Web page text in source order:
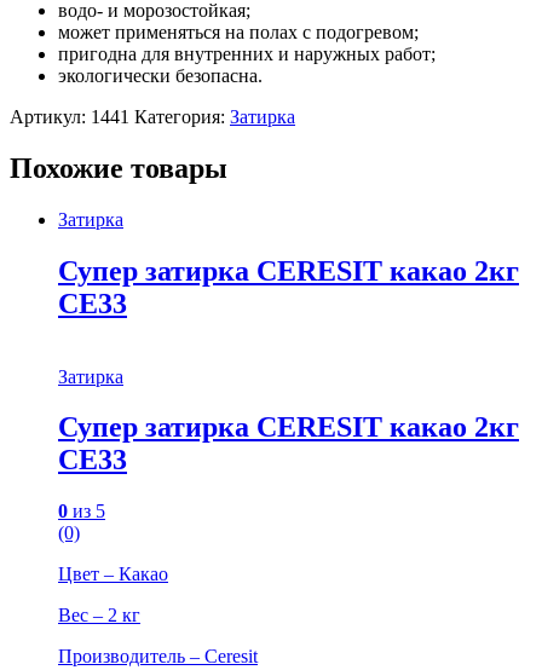
водо- и морозостойкая;
может применяться на полах с подогревом;
пригодна для внутренних и наружных работ;
экологически безопасна.
Артикул: 1441 Категория: Затирка
Похожие товары
Затирка
Супер затирка CERESIT какао 2кг
СЕ33
Затирка
Супер затирка CERESIT какао 2кг
СЕ33
0 из 5
(0)
Цвет – Какао
Вес – 2 кг
Производитель – Ceresit